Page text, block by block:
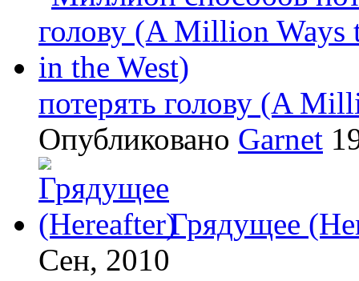
потерять голову (A
Опубликовано Garnet
Грядущее
Сен, 2010